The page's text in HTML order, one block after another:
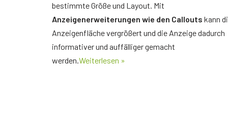
Top Ten Tipps für My Business
Nützliche Tools
bestimmte Größe und Layout. Mit
Anzeigenerweiterungen wie den Callouts kann
Anzeigenfläche vergrößert und die Anzeige dadurch
informativer und auffälliger gemacht
werden.Weiterlesen »